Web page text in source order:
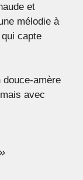
et
mélodie à
capte
douce-amère
avec